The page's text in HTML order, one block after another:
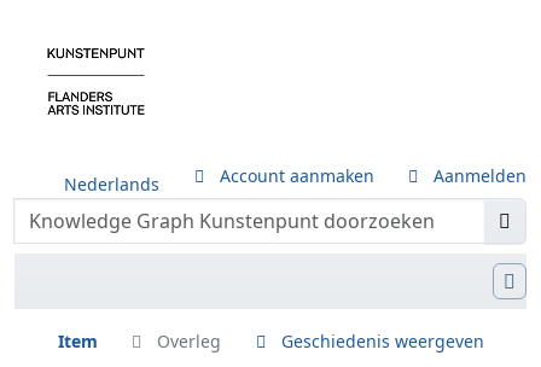
Nederlands Account aanmaken Aanmelden
Item Overleg Geschiedenis weergeven